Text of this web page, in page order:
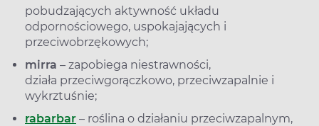
pobudzających aktywność układu
odpornościowego, uspokajających i
przeciwobrzękowych;
mirra – zapobiega niestrawności,
działa przeciwgorączkowo, przeciwzapalnie i
wykrztuśnie;
rabarbar – roślina o działaniu przeciwzapalnym,